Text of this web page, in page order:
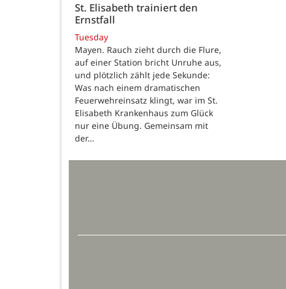
St. Elisabeth trainiert den
Ernstfall
Tuesday
Mayen. Rauch zieht durch die Flure,
auf einer Station bricht Unruhe aus,
und plötzlich zählt jede Sekunde:
Was nach einem dramatischen
Feuerwehreinsatz klingt, war im St.
Elisabeth Krankenhaus zum Glück
nur eine Übung. Gemeinsam mit
der…